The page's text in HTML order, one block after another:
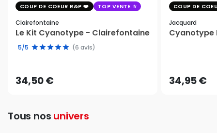
COUP DE COEUR R&P TOP VENTE
Clairefontaine
Le Kit Cyanotype - Clairefontaine
5/5 (6 avis)
34,50 €
COUP DE
Jacquard
Cyanotype
34,95 €
Tous nos univers